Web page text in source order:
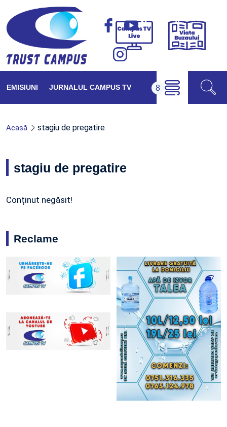
Campus
Viața
EMISIUNI JURNALUL CAMPUS TV
Acasă stagiu de pregatire
stagiu de pregatire
Conținut negăsit!
Reclame